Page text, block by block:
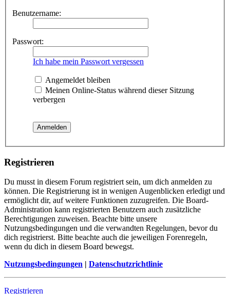
Benutzername:
Passwort:
Ich habe mein Passwort vergessen
Angemeldet bleiben
Meinen Online-Status während dieser Sitzung
verbergen
Registrieren
Du musst in diesem Forum registriert sein, um dich anmelden zu
können. Die Registrierung ist in wenigen Augenblicken erledigt und
ermöglicht dir, auf weitere Funktionen zuzugreifen. Die Board-
Administration kann registrierten Benutzern auch zusätzliche
Berechtigungen zuweisen. Beachte bitte unsere
Nutzungsbedingungen und die verwandten Regelungen, bevor du
dich registrierst. Bitte beachte auch die jeweiligen Forenregeln,
wenn du dich in diesem Board bewegst.
Nutzungsbedingungen | Datenschutzrichtlinie
Registrieren